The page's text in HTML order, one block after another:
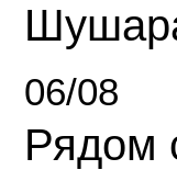
06/08
Рядом